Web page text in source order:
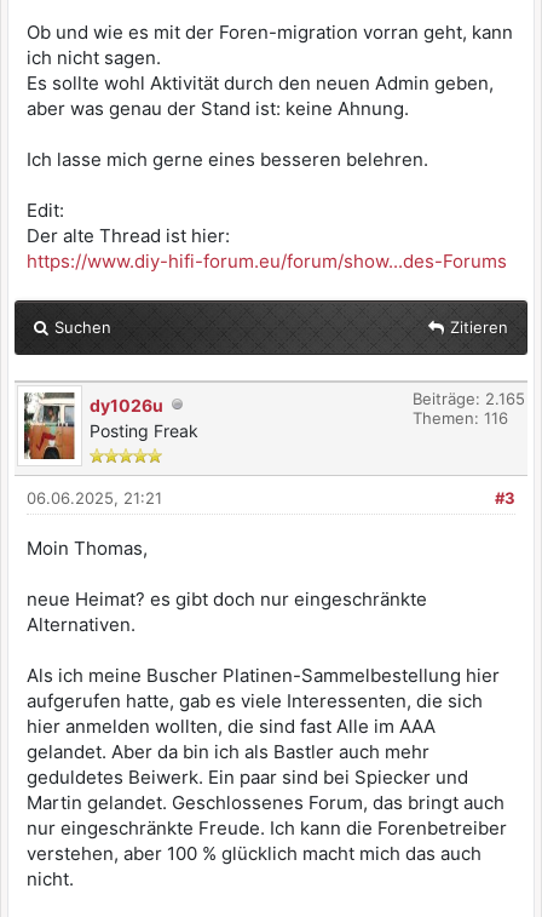
Ob und wie es mit der Foren-migration vorran geht, kann
ich nicht sagen.
Es sollte wohl Aktivität durch den neuen Admin geben,
aber was genau der Stand ist: keine Ahnung.
Ich lasse mich gerne eines besseren belehren.
Edit:
Der alte Thread ist hier:
https://www.diy-hifi-forum.eu/forum/show...des-Forums
Suchen Zitieren
dy1026u
Posting Freak
Beiträge: 2.165
Themen: 116
#3
06.06.2025, 21:21
Moin Thomas,
neue Heimat? es gibt doch nur eingeschränkte
Alternativen.
Als ich meine Buscher Platinen-Sammelbestellung hier
aufgerufen hatte, gab es viele Interessenten, die sich
hier anmelden wollten, die sind fast Alle im AAA
gelandet. Aber da bin ich als Bastler auch mehr
geduldetes Beiwerk. Ein paar sind bei Spiecker und
Martin gelandet. Geschlossenes Forum, das bringt auch
nur eingeschränkte Freude. Ich kann die Forenbetreiber
verstehen, aber 100 % glücklich macht mich das auch
nicht.